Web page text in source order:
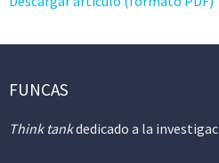
FUNCAS
Think tankdedicado a la